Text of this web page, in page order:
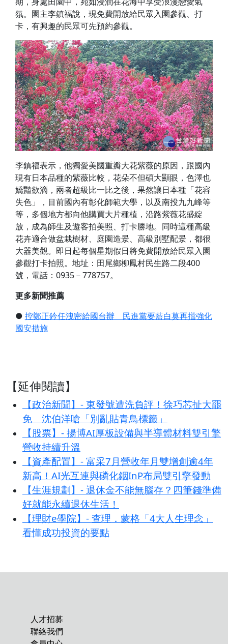
氛。園主李鎮福說，現免費開放給民眾入園參觀、打
卡，有興趣的民眾可先預約參觀。
李鎮福表示，他獨愛美國重瓣大花紫薇的原因，跟國內
現有日本品種的紫薇比較，花朵不但碩大顯眼，色澤也
嬌豔欲滴，兩者超級比一比之後，果然讓日本種「花容
失色」，目前國內有彰化師範大學，以及南投九九峰等
等，多個地方都向他購買大片種植，沿路紫薇花盛綻
放，成為師生及遊客拍美照、打卡勝地。同時這種高級
花卉適合做盆栽樹材、庭園造景、高級別墅配景，都很
大器美觀。即日起每個星期假日將免費開放給民眾入園
參觀打卡拍照。地址：田尾鄉柳鳳村民生路二段400
號，電話：0935－778757。
更多新聞推薦
● 控鄭正鈐任洩密給國台辦 民進黨要藍白莫再擋強化
國安措施
【延伸閱讀】
【政治新聞】- 東發號遭洗負評！徐巧芯扯大罷
免 沈伯洋嗆「別亂貼青鳥標籤」
【股票】- 揚博AI厚板設備與半導體材料雙引擎
營收持續升溫
【資產配置】- 富采7月營收年月雙增創逾4年
新高！AI光互連與磷化銦InP布局雙引擎發動
【生涯規劃】- 退休金不能無腦存？四筆錢準備
好就能永續退休生活！
【理財e學院】- 查理．蒙格「4大人生理念」
看懂成功投資的要點
人才招募
聯絡我們